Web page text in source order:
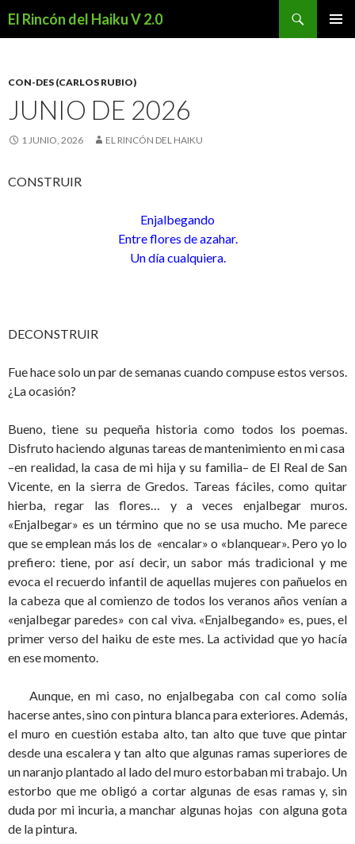
El Rincón del Haiku V 2.0
CON-DES (CARLOS RUBIO)
JUNIO DE 2026
1 JUNIO, 2026 EL RINCÓN DEL HAIKU
CONSTRUIR
Enjalbegando
Entre flores de azahar.
Un día cualquiera.
DECONSTRUIR
Fue hace solo un par de semanas cuando compuse estos versos.
¿La ocasión?
Bueno, tiene su pequeña historia como todos los poemas.
Disfruto haciendo algunas tareas de mantenimiento en mi casa
–en realidad, la casa de mi hija y su familia– de El Real de San
Vicente, en la sierra de Gredos. Tareas fáciles, como quitar
hierba, regar las flores… y a veces enjalbegar muros.
«Enjalbegar» es un término que no se usa mucho. Me parece
que se emplean más los de «encalar» o «blanquear». Pero yo lo
prefiero: tiene, por así decir, un sabor más tradicional y me
evoca el recuerdo infantil de aquellas mujeres con pañuelos en
la cabeza que al comienzo de todos los veranos años venían a
«enjalbegar paredes» con cal viva. «Enjalbegando» es, pues, el
primer verso del haiku de este mes. La actividad que yo hacía
en ese momento.
Aunque, en mi caso, no enjalbegaba con cal como solía
hacerse antes, sino con pintura blanca para exteriores. Además,
el muro en cuestión estaba alto, tan alto que tuve que pintar
desde una escalera y tan alto que algunas ramas superiores de
un naranjo plantado al lado del muro estorbaban mi trabajo. Un
estorbo que me obligó a cortar algunas de esas ramas y, sin
duda por mi incuria, a manchar algunas hojas con alguna gota
de la pintura.